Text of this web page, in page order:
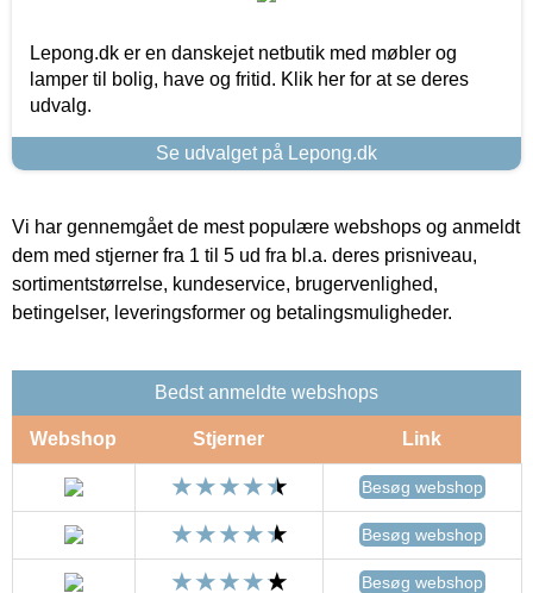
Lepong.dk er en danskejet netbutik med møbler og
lamper til bolig, have og fritid. Klik her for at se deres
udvalg.
Se udvalget på Lepong.dk
Vi har gennemgået de mest populære webshops og anmeldt
dem med stjerner fra 1 til 5 ud fra bl.a. deres prisniveau,
sortimentstørrelse, kundeservice, brugervenlighed,
betingelser, leveringsformer og betalingsmuligheder.
Bedst anmeldte webshops
Webshop Stjerner Link
Besøg webshop
Besøg webshop
Besøg webshop